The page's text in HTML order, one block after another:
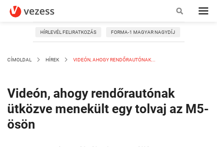
HÍRLEVÉL FELIRATKOZÁS FORMA-1 MAGYAR NAGYDÍJ
CÍMOLDAL HÍREK VIDEÓN, AHOGY RENDŐRAUTÓNAK...
Videón, ahogy rendőrautónak
ütközve menekült egy tolvaj az M5-
ösön